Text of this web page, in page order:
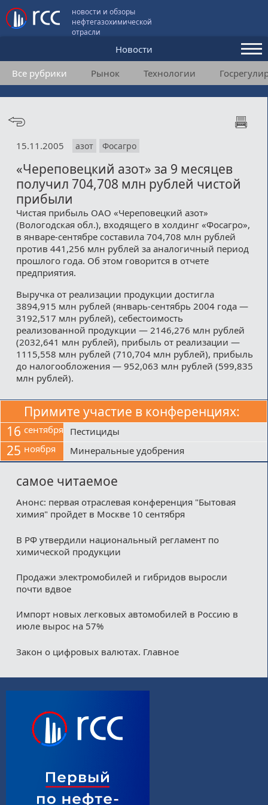
новости и обзоры
нефтегазохимической
отрасли
Новости
Аналитика и мнения
Конференции
Подписка
Пользовательское соглашение
Медиакит
Контакты
Все рубрики Рынок Технологии
15.11.2005 азот Фосагро
«Череповецкий азот» за 9 месяцев
получил 704,708 млн рублей чистой
прибыли
Чистая прибыль ОАО «Череповецкий азот»
(Вологодская обл.), входящего в холдинг «Фосагро»,
в январе-сентябре составила 704,708 млн рублей
против 441,256 млн рублей за аналогичный период
прошлого года. Об этом говорится в отчете
предприятия.
Выручка от реализации продукции достигла
3894,915 млн рублей (январь-сентябрь 2004 года —
3192,517 млн рублей), себестоимость
реализованной продукции — 2146,276 млн рублей
(2032,641 млн рублей), прибыль от реализации —
1115,558 млн рублей (710,704 млн рублей), прибыль
до налогообложения — 952,063 млн рублей (599,835
млн рублей).
Примите участие в конференциях:
16 сентября Пестициды
25 ноября Минеральные удобрения
самое читаемое
Анонс: первая отраслевая конференция "Бытовая
химия" пройдет в Москве 10 сентября
В РФ утвердили национальный регламент по
химической продукции
Продажи электромобилей и гибридов выросли
почти вдвое
Импорт новых легковых автомобилей в Россию в
июле вырос на 57%
Закон о цифровых валютах. Главное